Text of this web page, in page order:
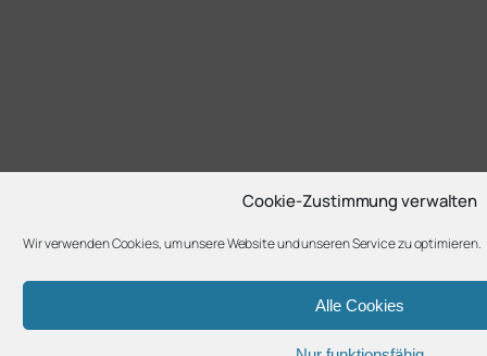
Cookie-Zustimmung verwalten
Wir verwenden Cookies, um unsere Website und unseren Service zu optimieren.
Alle Cookies